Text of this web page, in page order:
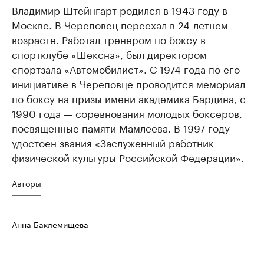
Владимир Штейнгарт родился в 1943 году в
Москве. В Череповец переехал в 24-летнем
возрасте. Работал тренером по боксу в
спортклубе «Шексна», был директором
спортзала «Автомобилист». С 1974 года по его
инициативе в Череповце проводится мемориал
по боксу на призы имени академика Бардина, с
1990 года — соревнования молодых боксеров,
посвященные памяти Мамлеева. В 1997 году
удостоен звания «Заслуженный работник
физической культуры Российской Федерации».
Авторы
Анна Баклемищева